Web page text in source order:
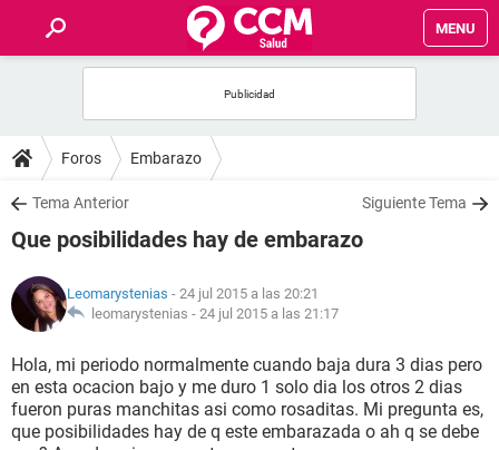
MENU
FOROS
SALUD
FAMILIA
NUTRICIÓN
BIENESTAR
SEXUALIDAD
Foros Embarazo
Tema Anterior Siguiente Tema
Que posibilidades hay de embarazo
Leomarystenias - 24 jul 2015 a las 20:21
leomarystenias - 24 jul 2015 a las 21:17
Hola, mi periodo normalmente cuando baja dura 3 dias pero
en esta ocacion bajo y me duro 1 solo dia los otros 2 dias
fueron puras manchitas asi como rosaditas. Mi pregunta es,
que posibilidades hay de q este embarazada o ah q se debe